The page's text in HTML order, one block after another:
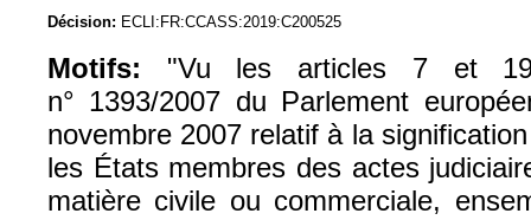
Décision: ECLI:FR:CCASS:2019:C200525
Motifs: "Vu les articles 7 et 19
n° 1393/2007 du Parlement
novembre 2007 relatif à la
les États membres des actes
matière civile ou commerciale,